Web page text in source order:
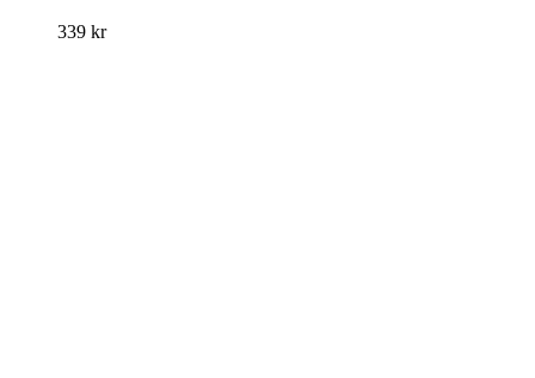
339 kr